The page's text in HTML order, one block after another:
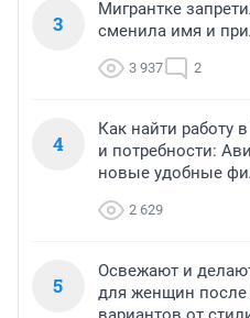
3
Мигрантке
сменила имя и
3 937 2
4
Как найти работу
и потребности:
новые удобные
2 629
5
Освежают и
для женщин